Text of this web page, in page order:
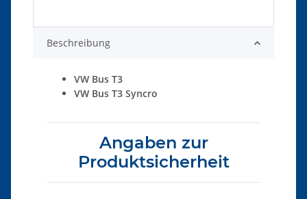
Beschreibung
VW Bus T3
VW Bus T3 Syncro
Angaben zur
Produktsicherheit